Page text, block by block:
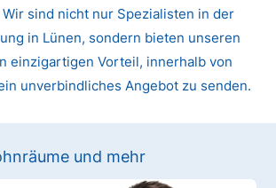
sind nicht nur Spezialisten in der
in Lünen, sondern bieten unseren
einzigartigen Vorteil, innerhalb von
unverbindliches Angebot zu senden.
und mehr